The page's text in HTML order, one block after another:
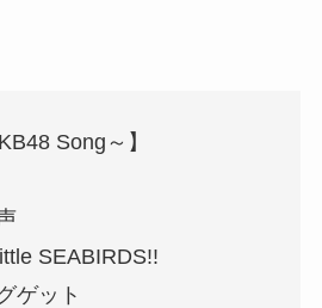
Song～】
SEABIRDS!!
ゲット